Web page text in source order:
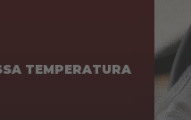
TEMPERATURA